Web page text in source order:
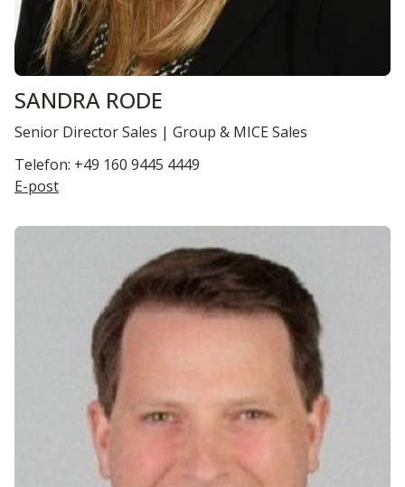
SANDRA RODE
Senior Director Sales | Group & MICE Sales
Telefon: +49 160 9445 4449
E-post